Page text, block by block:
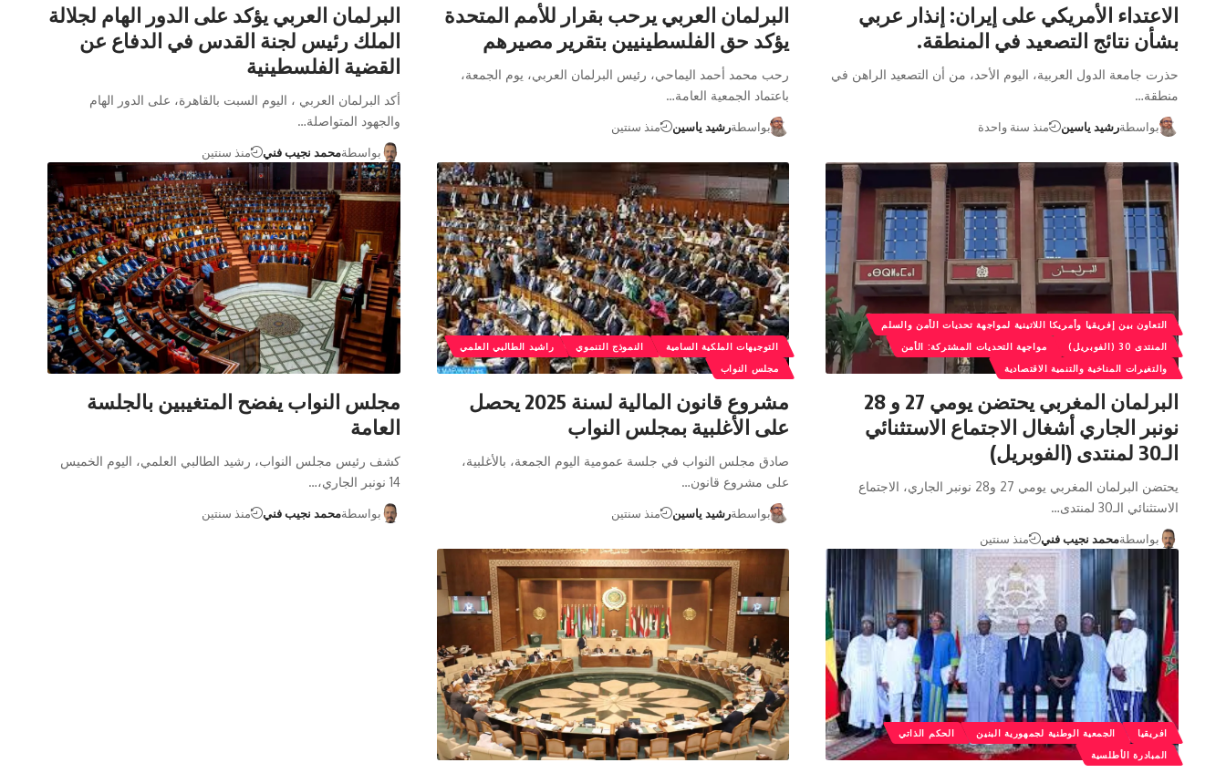
الاعتداء الأمريكي على إيران: إنذار عربي
بشأن نتائج التصعيد في المنطقة.
حذرت جامعة الدول العربية، اليوم الأحد، من أن التصعيد الراهن في
منطقة…
بواسطةرشيد ياسين منذ سنة واحدة
البرلمان العربي يرحب بقرار للأمم المتحدة
يؤكد حق الفلسطينيين بتقرير مصيرهم
رحب محمد أحمد اليماحي، رئيس البرلمان العربي، يوم الجمعة،
باعتماد الجمعية العامة…
بواسطةرشيد ياسين منذ سنتين
البرلمان العربي يؤكد على الدور الهام لجلالة
الملك رئيس لجنة القدس في الدفاع عن
القضية الفلسطينية
أكد البرلمان العربي ، اليوم السبت بالقاهرة، على الدور الهام
والجهود المتواصلة…
بواسطةمحمد نجيب فني منذ سنتين
التعاون بين إفريقيا وأمريكا اللاتينية لمواجهة تحديات الأمن والسلم
المنتدى 30 (الفوبريل)
مواجهة التحديات المشتركة: الأمن
والتغيرات المناخية والتنمية الاقتصادية
البرلمان المغربي يحتضن يومي 27 و 28
نونبر الجاري أشغال الاجتماع الاستثنائي
الـ30 لمنتدى (الفوبريل)
يحتضن البرلمان المغربي يومي 27 و28 نونبر الجاري، الاجتماع
الاستثنائي الـ30 لمنتدى…
بواسطةمحمد نجيب فني منذ سنتين
التوجيهات الملكية السامية النموذج التنموي
راشيد الطالبي العلمي
مجلس النواب
مشروع قانون المالية لسنة 2025 يحصل
على الأغلبية بمجلس النواب
صادق مجلس النواب في جلسة عمومية اليوم الجمعة، بالأغلبية،
على مشروع قانون…
بواسطةرشيد ياسين منذ سنتين
مجلس النواب يفضح المتغيبين بالجلسة
العامة
كشف رئيس مجلس النواب، رشيد الطالبي العلمي، اليوم الخميس
14 نونبر الجاري،…
بواسطةمحمد نجيب فني منذ سنتين
افريقيا الجمعية الوطنية لجمهورية البنين
الحكم الذاتي
المبادرة الأطلسية